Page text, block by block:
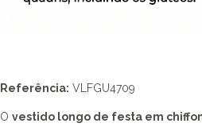
Referência: VLFGU4709
O vestido longo de festa em